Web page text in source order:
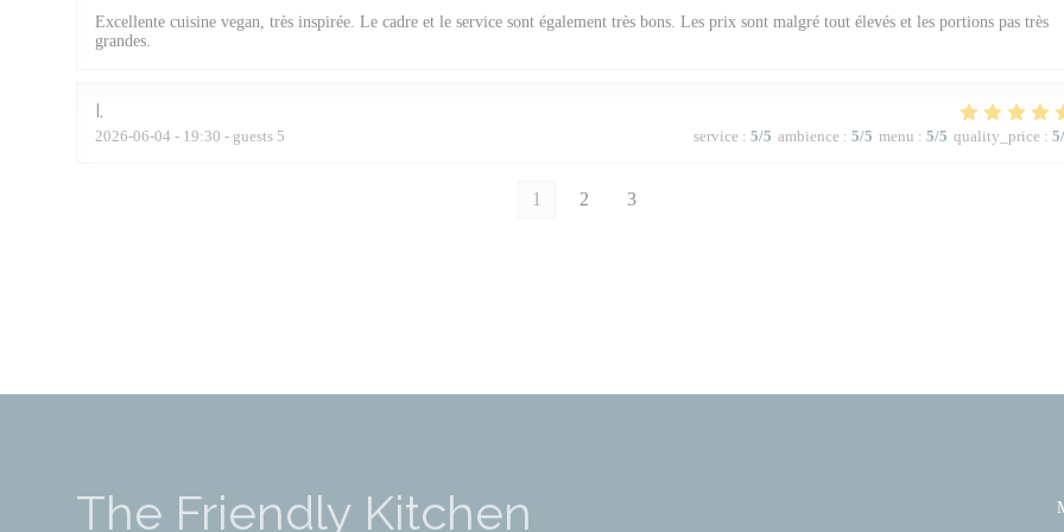
Excellente cuisine vegan, très inspirée. Le cadre et le service sont également très bons. Les prix sont malgré tout élevés et les portions pas très
grandes.
I
2026-06-04 - 19:30 - guests 5 service : 5/5 ambience : 5/5 menu : 5/5 quality_price : 5
1 2 3
The Friendly Kitchen